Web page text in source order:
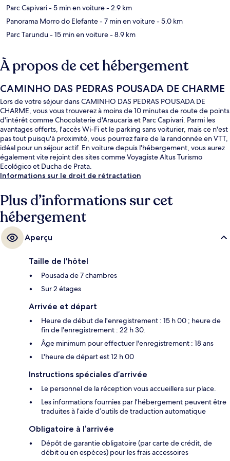
Parc Capivari- 5 min en voiture- 2.9 km
Panorama Morro do Elefante- 7 min en voiture- 5.0 km
Parc Tarundu- 15 min en voiture- 8.9 km
À propos de cet hébergement
CAMINHO DAS PEDRAS POUSADA DE CHARME
Lors de votre séjour dans CAMINHO DAS PEDRAS POUSADA DE
CHARME, vous vous trouverez à moins de 10 minutes de route de points
d'intérêt comme Chocolaterie d'Araucaria et Parc Capivari. Parmi les
avantages offerts, l'accès Wi-Fi et le parking sans voiturier, mais ce n'est
pas tout puisqu'à proximité, vous pourrez faire de la randonnée en VTT,
idéal pour un séjour actif. En voiture depuis l'hébergement, vous aurez
également vite rejoint des sites comme Voyagiste Altus Turismo
Ecológico et Ducha de Prata.
Informations sur le droit de rétractation
Plus d’informations sur cet
hébergement
Aperçu
Taille de l'hôtel
Pousada de 7 chambres
Sur 2 étages
Arrivée et départ
Heure de début de l'enregistrement : 15 h 00 ; heure de
fin de l'enregistrement : 22 h 30.
Âge minimum pour effectuer l'enregistrement : 18 ans
L'heure de départ est 12 h 00
Instructions spéciales d’arrivée
Le personnel de la réception vous accueillera sur place.
Les informations fournies par l’hébergement peuvent être
traduites à l’aide d’outils de traduction automatique
Obligatoire à l’arrivée
Dépôt de garantie obligatoire (par carte de crédit, de
débit ou en espèces) pour les frais accessoires